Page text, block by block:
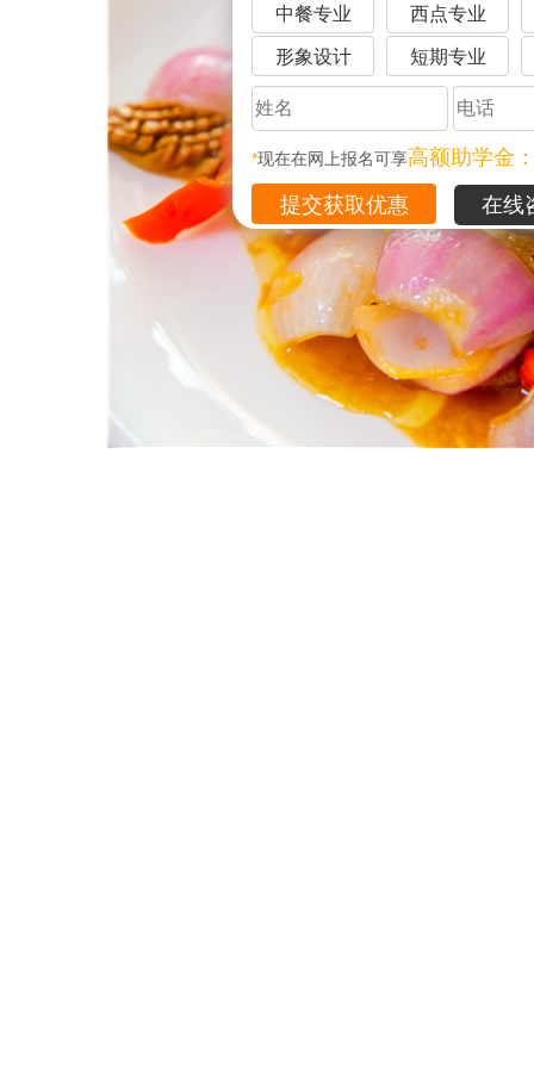
中餐专业 西点专业
形象设计 短期专业
*现在在网上报名可享高额助学金
在线